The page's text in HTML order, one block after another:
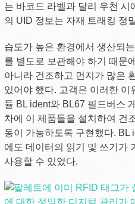
는 바코드 라벨과 달리 우천 시
의 UID 정보는 자재 트래킹 정
습도가 높은 환경에서 생산되
를 별도로 보관해야 하기 때문
아니라 건조하고 먼지가 많은
있어야 했다. 고객은 이러한 이
듈 BL ident와 BL67 필드버스
차에 이 제품들을 설치하여 건
동이 가능하도록 구현했다. BL
에도 데이터의 읽기 및 쓰기가
사용할 수 있었다.